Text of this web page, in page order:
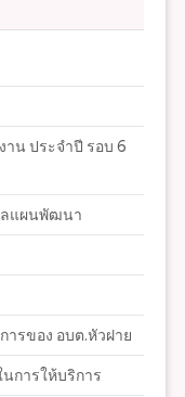
น ประจำปี รอบ 6
ลแผนพัฒนา
ารของ อบต.หัวฝาย
การให้บริการ